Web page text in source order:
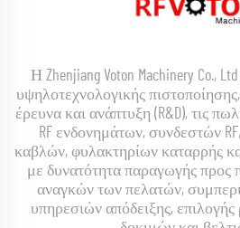
Η Zhenjiang Voton Machinery Co.,
υψηλοτεχνολογικής
έρευνα και ανάπτυξη (R&D), τις
RF ενδονημάτων, συνδεστών
καβλών, φυλακτηρίων καταρρής
με δυνατότητα παραγωγής προς
αναγκών των πελατών,
υπηρεσιών απόδειξης,